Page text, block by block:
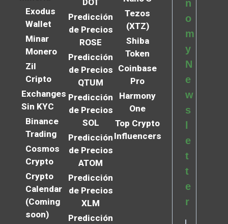
Exodus
Wallet
Minar
Monero
Zil
Cripto
Exchanges
Sin KYC
Binance
Trading
Cosmos
Crypto
Crypto
Calendar
(Coming
soon)
DOT
Predicción
de Precios
ROSE
Predicción
de Precios
QTUM
Predicción
de Precios
SOL
Predicción
de Precios
ATOM
Predicción
de Precios
XLM
Predicción
Tezos
(XTZ)
Shiba
Token
Coinbase
Pro
Harmony
One
Top Crypto
Influencers
n
o
m
y
N
e
w
s
e
t
t
e
r